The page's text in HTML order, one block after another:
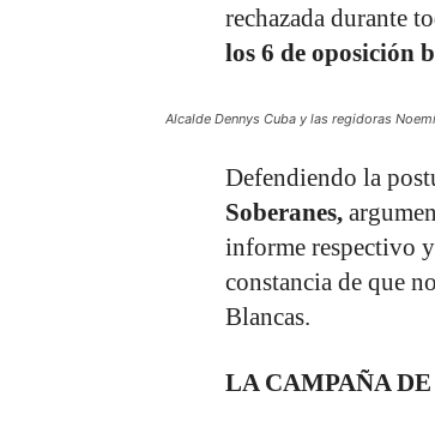
rechazada durante
los 6 de oposición
Alcalde Dennys Cuba y las regidoras
Defendiendo la
Soberanes,
informe respectivo
constancia de que
Blancas.
LA CAMPAÑA